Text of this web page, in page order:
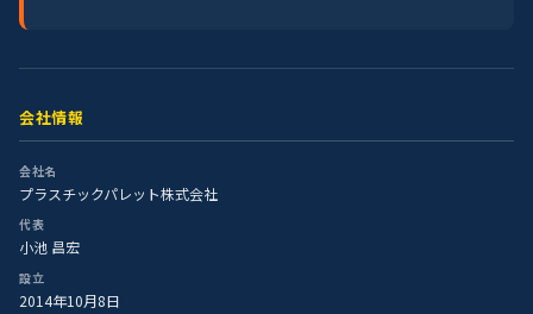
会社情報
会社名
プラスチックパレット株式会社
代表
小池 昌宏
設立
2014年10月8日